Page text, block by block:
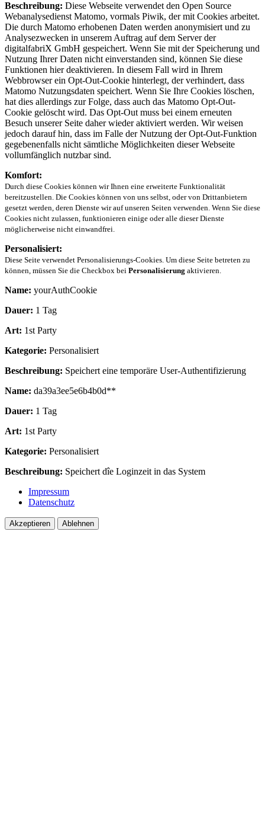
Beschreibung: Diese Webseite verwendet den Open Source
Webanalysedienst Matomo, vormals Piwik, der mit Cookies arbeitet.
Die durch Matomo erhobenen Daten werden anonymisiert und zu
Analysezwecken in unserem Auftrag auf dem Server der
digitalfabriX GmbH gespeichert. Wenn Sie mit der Speicherung und
Nutzung Ihrer Daten nicht einverstanden sind, können Sie diese
Funktionen hier deaktivieren. In diesem Fall wird in Ihrem
Webbrowser ein Opt-Out-Cookie hinterlegt, der verhindert, dass
Matomo Nutzungsdaten speichert. Wenn Sie Ihre Cookies löschen,
hat dies allerdings zur Folge, dass auch das Matomo Opt-Out-
Cookie gelöscht wird. Das Opt-Out muss bei einem erneuten
Besuch unserer Seite daher wieder aktiviert werden. Wir weisen
jedoch darauf hin, dass im Falle der Nutzung der Opt-Out-Funktion
gegebenenfalls nicht sämtliche Möglichkeiten dieser Webseite
vollumfänglich nutzbar sind.
Komfort:
Durch diese Cookies können wir Ihnen eine erweiterte Funktionalität
bereitzustellen. Die Cookies können von uns selbst, oder von Drittanbietern
gesetzt werden, deren Dienste wir auf unseren Seiten verwenden. Wenn Sie diese
Cookies nicht zulassen, funktionieren einige oder alle dieser Dienste
möglicherweise nicht einwandfrei.
Personalisiert:
Diese Seite verwendet Personalisierungs-Cookies. Um diese Seite betreten zu
können, müssen Sie die Checkbox bei Personalisierung aktivieren.
Name: yourAuthCookie
Dauer: 1 Tag
Art: 1st Party
Kategorie: Personalisiert
Beschreibung: Speichert eine temporäre User-Authentifizierung
Name: da39a3ee5e6b4b0d**
Dauer: 1 Tag
Art: 1st Party
Kategorie: Personalisiert
Beschreibung: Speichert dîe Loginzeit in das System
Impressum
Datenschutz
Akzeptieren Ablehnen